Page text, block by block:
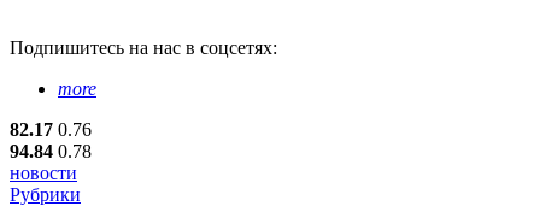
Подпишитесь на нас в соцсетях:
more
82.17 0.76
94.84 0.78
новости
Рубрики